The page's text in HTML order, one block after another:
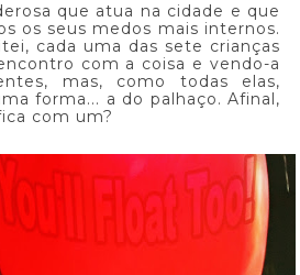
que atua na cidade e que
os seus medos mais internos.
cada uma das sete crianças
com a coisa e vendo-a
mas, como todas elas,
forma... a do palhaço. Afinal,
com um?